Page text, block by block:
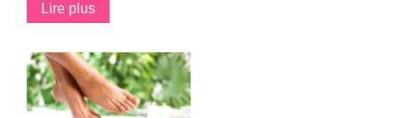
Lire plus